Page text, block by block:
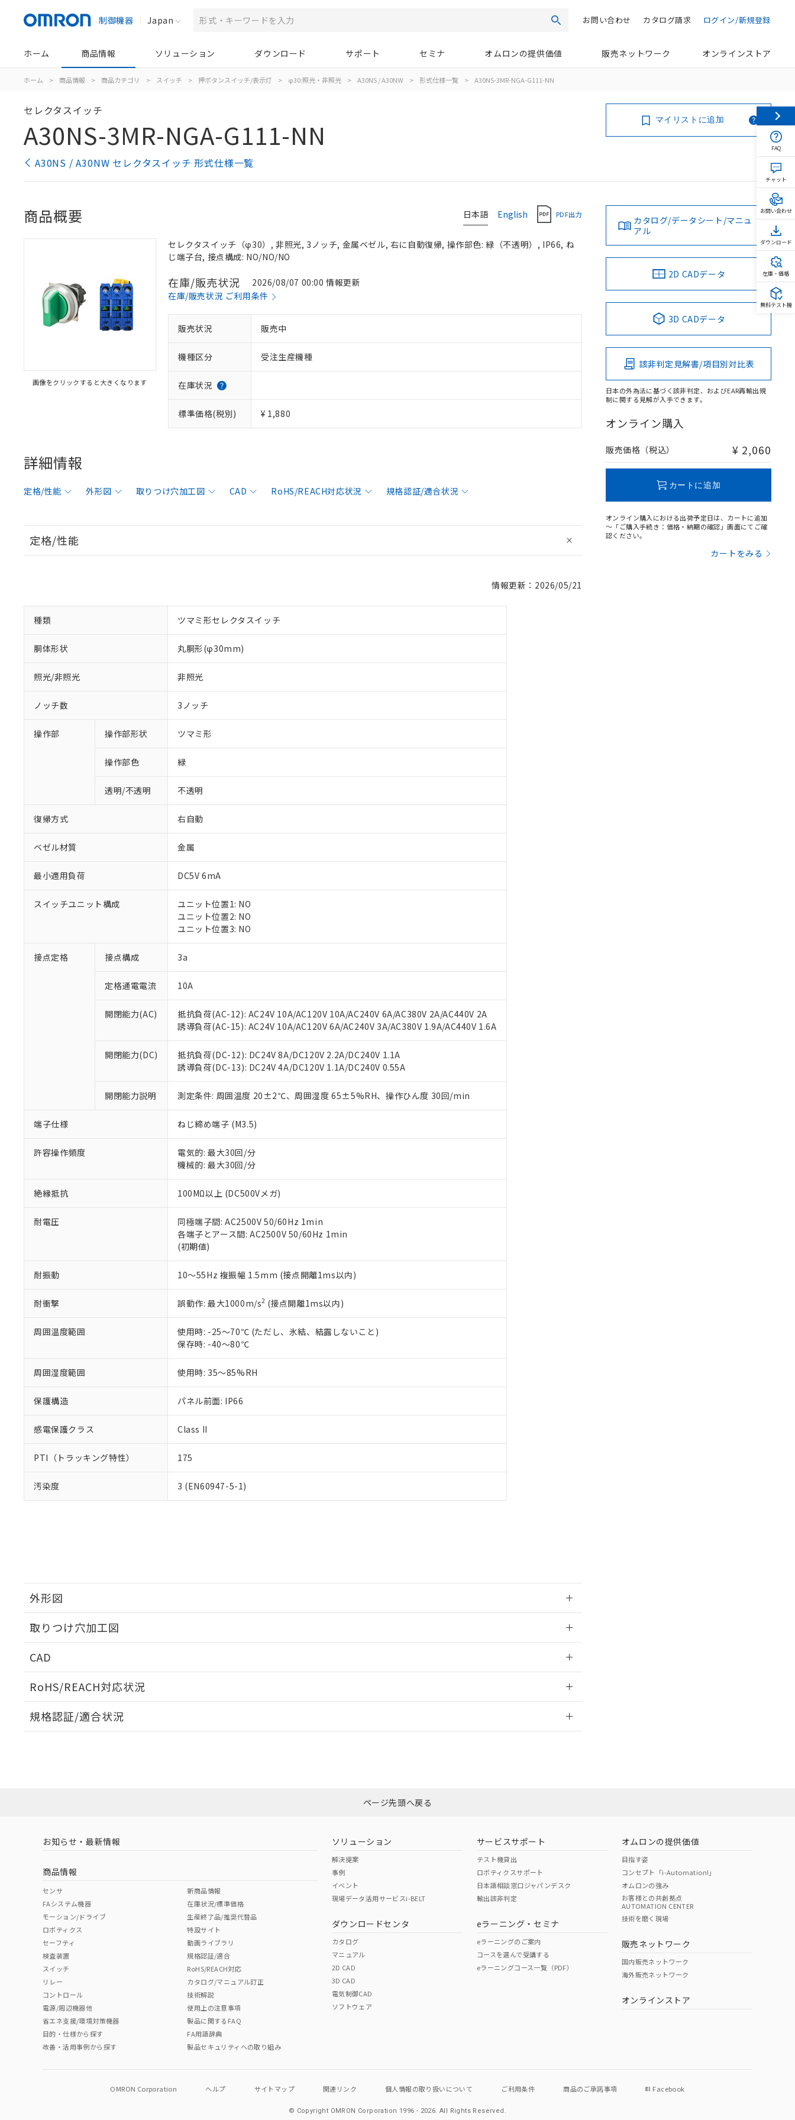
制御機器 Japan 検索 ログイン/新規登録
カタログ請求
お問い合わせ
ホーム 商品情報 ソリューション ダウンロード サポート セミナ オムロンの提供価値 販売ネットワーク オンラインストア
ホーム > 商品情報 > 商品カテゴリ > スイッチ > 押ボタンスイッチ/表示灯 > φ30:照光・非照光 > A30NS / A30NW > 形式仕様一覧 > A30NS-3MR-NGA-G111-NN
セレクタスイッチ
A30NS-3MR-NGA-G111-NN
A30NS / A30NW セレクタスイッチ 形式仕様一覧
マイリストに追加
日本語 English PDF出力
商品概要
画像をクリックすると大きくなります
セレクタスイッチ（φ30）, 非照光, 3ノッチ, 金属ベゼル, 右に自動復帰, 操作部色: 緑（不透明）, IP66, ね
じ端子台, 接点構成: NO/NO/NO
在庫/販売状況
2026/08/07 00:00 情報更新
在庫/販売状況 ご利用条件
販売状況 販売中
機種区分 受注生産機種
在庫状況
標準価格(税別) ¥ 1,880
詳細情報
定格/性能 外形図 取りつけ穴加工図 CAD RoHS/REACH対応状況 規格認証/適合状況
定格/性能
情報更新：2026/05/21
種類 ツマミ形セレクタスイッチ
胴体形状 丸胴形(φ30mm)
照光/非照光 非照光
ノッチ数 3ノッチ
操作部 操作部形状 ツマミ形
操作部色 緑
透明/不透明 不透明
復帰方式 右自動
ベゼル材質 金属
最小適用負荷 DC5V 6mA
スイッチユニット構成
ユニット位置1: NO
ユニット位置2: NO
ユニット位置3: NO
接点定格 接点構成 3a
定格通電電流 10A
開閉能力(AC)
抵抗負荷(AC-12): AC24V 10A/AC120V 10A/AC240V 6A/AC380V 2A/AC440V 2A
誘導負荷(AC-15): AC24V 10A/AC120V 6A/AC240V 3A/AC380V 1.9A/AC440V 1.6A
開閉能力(DC)
抵抗負荷(DC-12): DC24V 8A/DC120V 2.2A/DC240V 1.1A
誘導負荷(DC-13): DC24V 4A/DC120V 1.1A/DC240V 0.55A
開閉能力説明 測定条件: 周囲温度 20±2℃、周囲湿度 65±5%RH、操作ひん度 30回/min
端子仕様 ねじ締め端子 (M3.5)
許容操作頻度
電気的: 最大30回/分
機械的: 最大30回/分
絶縁抵抗 100MΩ以上 (DC500Vメガ)
耐電圧
同極端子間: AC2500V 50/60Hz 1min
各端子とアース間: AC2500V 50/60Hz 1min
(初期値)
耐振動 10～55Hz 複振幅 1.5mm (接点開離1ms以内)
耐衝撃 誤動作: 最大1000m/s2 (接点開離1ms以内)
周囲温度範囲
使用時: -25～70℃ (ただし、氷結、結露しないこと)
保存時: -40～80℃
周囲湿度範囲 使用時: 35～85%RH
保護構造 パネル前面: IP66
感電保護クラス Class II
PTI（トラッキング特性） 175
汚染度 3 (EN60947-5-1)
外形図
取りつけ穴加工図
CAD
RoHS/REACH対応状況
EU RoHS 注意事項・凡例
ダウンロードはこちら
中国 RoHS 注意事項・凡例
中国 RoHS表
Pb Hg Cr(VI)
O O
"対応済み"や非含有の記載がされた商品であっても、流通在庫等で未対応品が混在する可能性があります。
非含有品が必要な際は、弊社営業部門もしくは販売店へお問い合わせください。
規格認証/適合状況
カタログ/データシート/マニュ
アル
2D CADデータ
3D CADデータ
該非判定見解書/項目別対比表
日本の外為法に基づく該非判定、およびEAR再輸出規
制に関する見解が入手できます。
オンライン購入
販売価格（税込） ¥ 2,060
カートに追加
オンライン購入における出荷予定日は、カートに追加
～「ご購入手続き：価格・納期の確認」画面にてご確
認ください。
カートをみる
以下の条件をお読みいただき、同意のうえご利用ください。
本サービスは、当社制御機器事業取扱商品の当社在庫状況および標準価格(税抜)を提供させていただ
くものです。
当社制御機器事業取扱商品の中には、本サービスの対象外となる商品もあることをご了承ください。
のであり、閲覧された時点での実際の在庫および標準価格とは異なる場合があることをご了承くださ
い。
正式な納期状況および標準価格はお客様のお取引先、またはお客様担当のオムロン制御機器販売店・
当社販売員にご相談ください。
オムロン制御機器販売店や当社販売拠点は「販売ネットワーク
」をご確認ください。
在庫状況および標準価格結果を当社の事前の承諾なく第三者に漏洩または開示しないようお願いしま
マイパーツ機能（部品リスト作成サービス）をご利用いただくには、I-Webメンバーズにご登録され
ている必要があります。
お客様が当ウェブサイト上で当社にご登録された部品リストについて、当社および当社の共同利用者
さい。
※当社の共同利用者とは、"個人情報の共同利用に関して"
の「1.共同利用者の範囲」に記載されて
いる法人を指します。
※1 対応状況
対応済み：EU RoHS指令（10物質）の非含有に対応した製品が提供可能な商品です。
対応予定：EU RoHS指令（10物質）の非含有に対応した製品に切り替える予定のある商品です。
対応予定なし：EU RoHS指令（10物質）の非含有に非対応の商品で、対応品を出す予定はありません。
仕入先様の事情により、非含有部品としていたものが、含有品と判明した場合などやむを得ず変更すること
があります。
*EU RoHS指令（10物質）：
鉛(Pb) 1000ppm以下、 水銀(Hg) 1000ppm以下、 カドミウム(Cd) 100ppm以下、
六価クロム(Cr(Ⅵ)) 1000ppm以下、ポリ臭化ビフェニル類(PBB) 1000ppm以下、ポリ臭化ジフェニルエーテル類(PBDE) 1000ppm以下、
但し、RoHS指令で産業用監視および制御機器に対する適用除外項目は除く。
フタル酸エステル類の４物質については閾値を超える意図的な使用がないことを確認しています。
※2 対応予定月
部品在庫の切り替え状況などにより、予定月が前後することがあります。
※3 非含有証明書ダウンロード
下記の非含有証明書をダウンロードすることができます。
EU RoHS指令（10物質）の非含有証明書
51物質の非含有証明書（当社基準）
※本証明書は発行日時点で非含有を証明するもので、過去に遡って非含有を証明するものではありません。
また、RoHS指令のフタル酸エステル類４物質の対応では、対応完了までの期間は出荷製品に未対応品が
混在することから備考欄に対応日を記載しておりました。
り割愛しております。
※1 中国RoHS○×表
「－」：未確認です。当社販売部門へお問い合わせください。
*中国RoHS10物質の基準値 (GB/T26572)：
Pb(鉛) :1000ppm、 Hg(水銀) : 1000ppm、 Cd(カドミウム) : 100ppm、
Cr(Ⅵ)(六価クロム) : 1000ppm、 PBBs(ポリ臭化ビフェニル類) : 1000ppm、 PBDEs(ポリ臭化ジフェニルエーテル類) : 1000ppm、
DBP(フタル酸ジブチル) : 1000ppm、 DIBP(フタル酸ジイソブチル) : 1000ppm、 BBP(フタル酸ブチルベンジル) : 1000ppm、
DEHP(フタル酸ビス(2-エチルヘキシル)) : 1000ppm
※2 環境保護使用期限
「ｅ」：有害物質（10物質）のすべてが基準値以下であることを示します。
「10」：通常の使用状況下において有害物質が外部に漏えいし、環境に深刻な影響を及ぼさない年数を意
味します。
当社は、これら貴社製品のうち、外国為替および外国貿易法に定める商品（以下｢規制貨物等」とい
う）を輸出または国外への提供する場合は、日本国政府の輸出許可(または役務取引許可)を取得する
当社は規制貨物を破棄する場合は、完全に破砕するなど、違法に輸出されないよう必要な手段を講じ
ます。
当社は貴社製品を、核兵器、ミサイル、化学兵器、生物兵器またはその他武器並びにこれらの製造装
当社は、貴社製品を第三者に販売する場合は、上記1、2および3の内容を当該第三者に通知します。
また当社は、販売先および販売に係わる関係者が違法に輸出するおそれがある場合は、取り引きをい
たしません。
記
号
説明
○ 一定数以上の在庫あり
△ 一定数には満たないが在庫あり
－
在庫なし(最新の在庫状況については、お客様のお取引先、またはお客様担当のオムロン制御
機器販売店・当社販売員にご確認ください)
空
白
受注生産機種、また在庫状況の情報を公開していない機種
ページ先頭へ戻る
お知らせ・最新情報
商品情報
センサ
FAシステム機器
モーション/ドライブ
ロボティクス
セーフティ
検査装置
スイッチ
リレー
コントロール
電源/周辺機器他
省エネ支援/環境対策機器
目的・仕様から探す
改善・活用事例から探す
新商品情報
在庫状況/標準価格
生産終了品/推奨代替品
特設サイト
動画ライブラリ
規格認証/適合
RoHS/REACH対応
カタログ/マニュアル訂正
技術解説
使用上の注意事項
製品に関するFAQ
FA用語辞典
製品セキュリティへの取り組み
ソリューション
解決提案
事例
イベント
現場データ活用サービスi-BELT
ダウンロードセンタ
カタログ
マニュアル
2D CAD
3D CAD
電気制御CAD
ソフトウェア
サービスサポート
テスト機貸出
ロボティクスサポート
日本語相談窓口ジャパンデスク
輸出該非判定
eラーニング・セミナ
eラーニングのご案内
コースを選んで受講する
eラーニングコース一覧（PDF）
オムロンの提供価値
目指す姿
コンセプト「i-Automation!」
オムロンの強み
お客様との共創拠点
AUTOMATION CENTER
技術を磨く現場
販売ネットワーク
国内販売ネットワーク
海外販売ネットワーク
オンラインストア
OMRON Corporation ヘルプ サイトマップ 関連リンク 個人情報の取り扱いについて ご利用条件 商品のご承諾事項 Facebook
© Copyright OMRON Corporation 1996 - 2026.All Rights Reserved.
FAQ
チャット
お問い合わせ
ダウンロード
在庫・価格
無料テスト機